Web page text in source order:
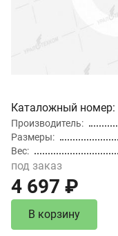
Каталожный номер
Производитель
Размеры
Вес
под заказ
4 697 ₽
В корзину